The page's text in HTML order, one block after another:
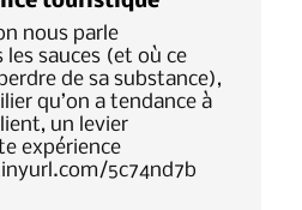
nous parle
les sauces (et où ce
de sa substance),
qu’on a tendance à
un levier
expérience
5c74nd7b